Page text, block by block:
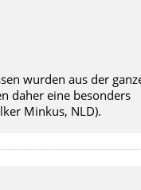
wurden aus der
daher eine besonders
Minkus, NLD).